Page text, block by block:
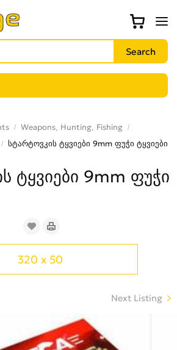
Weapons, Hunting, Fishing
სტარტოვკის ტყვიები 9mm ფუჭი ტყვიები
ტყვიები 9mm ფუჭი
320 x 50
Next Listing